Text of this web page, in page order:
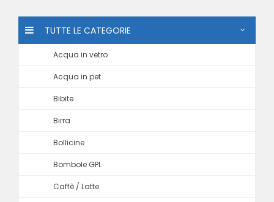
TUTTE LE CATEGORIE
Acqua in vetro
Acqua in pet
Bibite
Birra
Bollicine
Bombole GPL
Caffè / Latte